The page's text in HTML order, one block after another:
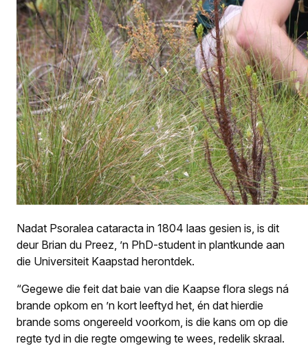
Nadat Psoralea cataracta in 1804 laas gesien is, is dit
deur Brian du Preez, ’n PhD-student in plantkunde aan
die Universiteit Kaapstad herontdek.
“Gegewe die feit dat baie van die Kaapse flora slegs ná
brande opkom en ’n kort leeftyd het, én dat hierdie
brande soms ongereeld voorkom, is die kans om op die
regte tyd in die regte omgewing te wees, redelik skraal.